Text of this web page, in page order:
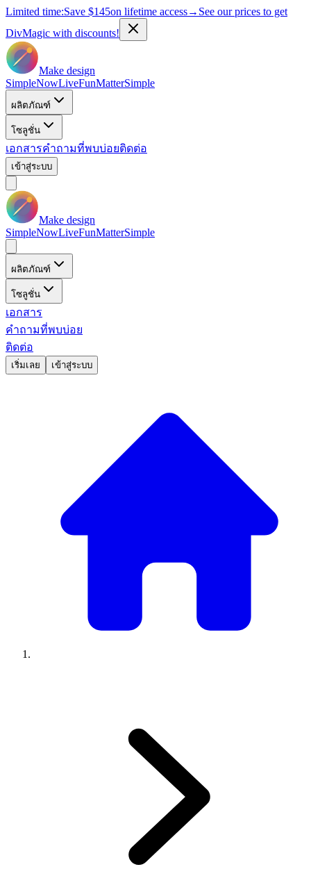
Limited time:Save $145on lifetime access→ See our prices to get
DivMagic with discounts!
Make design
SimpleNowLiveFunMatterSimple
ผลิตภัณฑ์
โซลูชั่น
เอกสารคำถามที่พบบ่อยติดต่อ
เข้าสู่ระบบ
Make design
SimpleNowLiveFunMatterSimple
ผลิตภัณฑ์
โซลูชั่น
เอกสาร
คำถามที่พบบ่อย
ติดต่อ
เริ่มเลย เข้าสู่ระบบ